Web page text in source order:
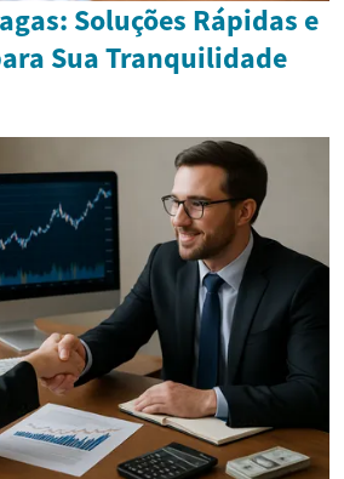
Soluções Rápidas e
Sua Tranquilidade